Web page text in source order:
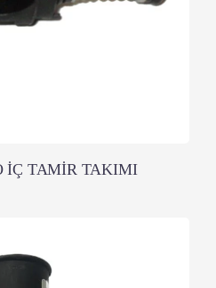
İÇ TAMİR TAKIMI